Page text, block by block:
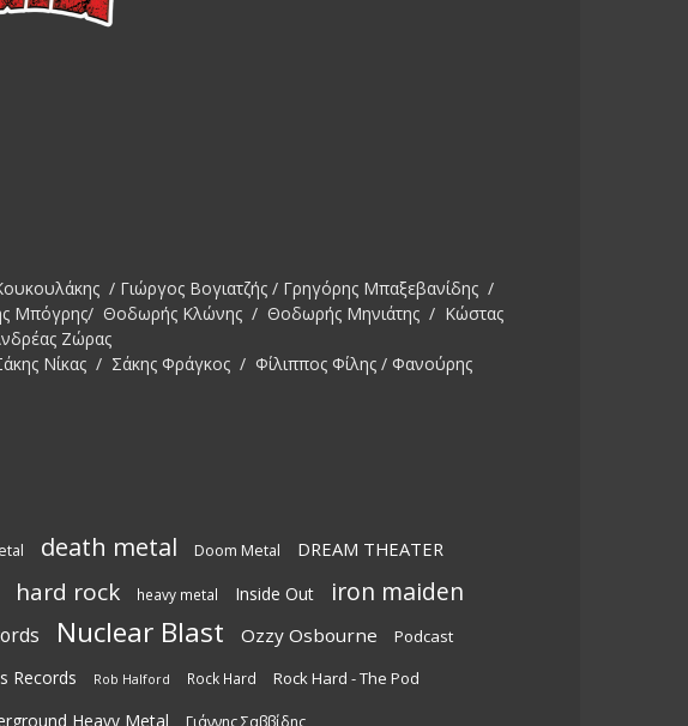
/ Γιώργος Βογιατζής / Γρηγόρης Μπαξεβανίδης /
Μπόγρης/ Θοδωρής Κλώνης / Θοδωρής Μηνιάτης / Κώστας
Ζώρας
Νίκας / Σάκης Φράγκος / Φίλιππος Φίλης / Φανούρης
death metal Doom Metal DREAM THEATER
hard rock heavy metal Inside Out iron maiden
Nuclear Blast Ozzy Osbourne Podcast
Records Rob Halford Rock Hard Rock Hard - The Pod
Heavy Metal